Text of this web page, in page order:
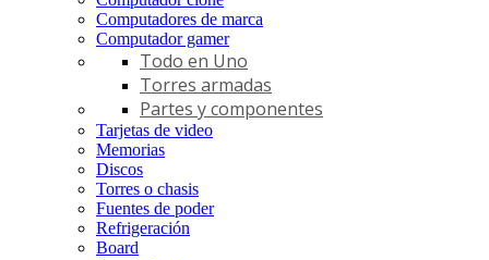
Computadores de marca
Computador gamer
Todo en Uno
Torres armadas
Partes y componentes
Tarjetas de video
Memorias
Discos
Torres o chasis
Fuentes de poder
Refrigeración
Board